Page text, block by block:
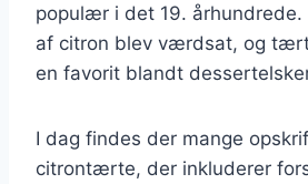
populær i det 19. århundrede.
af citron blev værdsat, og
en favorit blandt
I dag findes der mange
citrontærte, der inkluderer